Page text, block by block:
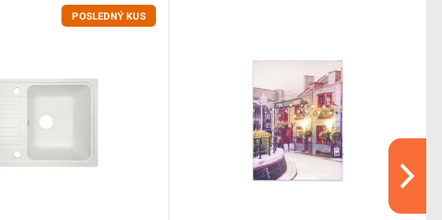
POSLEDNÝ KUS